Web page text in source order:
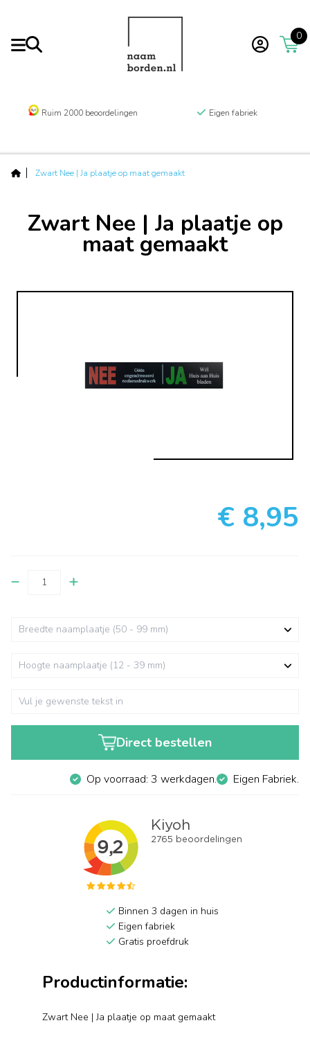
0
Ruim 2000 beoordelingen Eigen fabriek
Zwart Nee | Ja plaatje op maat gemaakt
Zwart Nee | Ja plaatje op
maat gemaakt
€ 8,95
Direct bestellen
Op voorraad: 3 werkdagen. Eigen Fabriek.
Binnen 3 dagen in huis
Eigen fabriek
Gratis proefdruk
Productinformatie:
Zwart Nee | Ja plaatje op maat gemaakt